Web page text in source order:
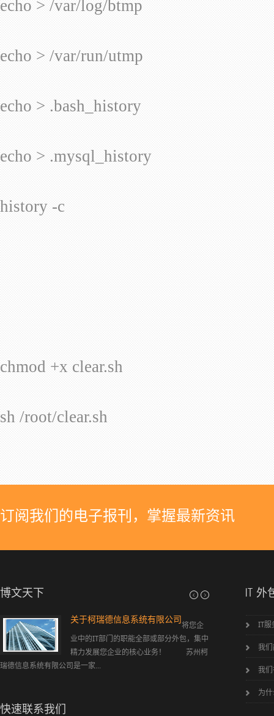
echo > /var/log/btmp
echo > /var/run/utmp
echo > .bash_history
echo > .mysql_history
history -c
chmod +x clear.sh
sh /root/clear.sh
订阅我们的电子报刊，掌握最新资讯
博文天下
弱电工程简介
综合布线 智能家居 程控数字电话 闭路监控 防盗
报警 智能一卡通 背景音乐及公共广播
苏州柯
证的微软、思科等
快速联系我们
IT 外
IT服
我
我
为